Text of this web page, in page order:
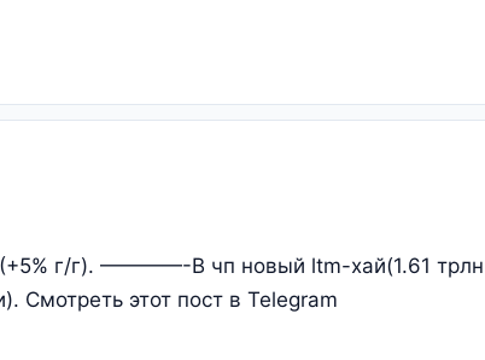
г/г). ————-В чп новый ltm-хай(1.61 трлн
Смотреть этот пост в Telegram